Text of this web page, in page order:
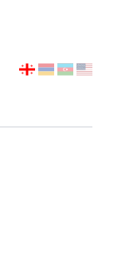
აირჩიეთ